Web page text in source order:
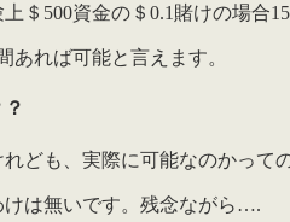
＄500資金の＄0.1賭けの場合
あれば可能と言えます。
ども、実際に可能なのかって
けは無いです。残念ながら….